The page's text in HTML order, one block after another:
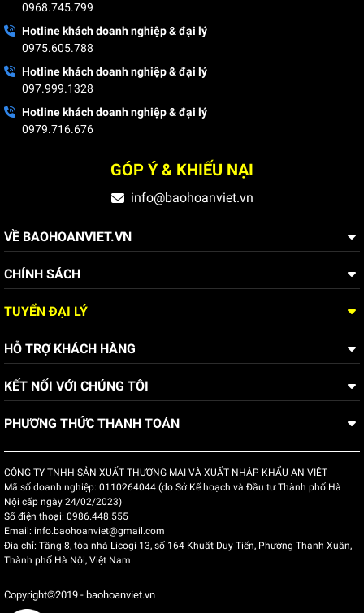
0968.745.799
Hotline khách doanh nghiệp & đại lý
0975.605.788
Hotline khách doanh nghiệp & đại lý
097.999.1328
Hotline khách doanh nghiệp & đại lý
0979.716.676
GÓP Ý & KHIẾU NẠI
info@baohoanviet.vn
VỀ BAOHOANVIET.VN
CHÍNH SÁCH
TUYỂN ĐẠI LÝ
HỖ TRỢ KHÁCH HÀNG
KẾT NỐI VỚI CHÚNG TÔI
PHƯƠNG THỨC THANH TOÁN
CÔNG TY TNHH SẢN XUẤT THƯƠNG MẠI VÀ XUẤT NHẬP KHẨU AN VIỆT
Mã số doanh nghiệp: 0110264044 (do Sở Kế hoạch và Đầu tư Thành phố Hà
Nội cấp ngày 24/02/2023)
Số điện thoại: 0986.448.555
Email: info.baohoanviet@gmail.com
Địa chỉ: Tầng 8, tòa nhà Licogi 13, số 164 Khuất Duy Tiến, Phường Thanh Xuân,
Thành phố Hà Nội, Việt Nam
Copyright©2019 - baohoanviet.vn